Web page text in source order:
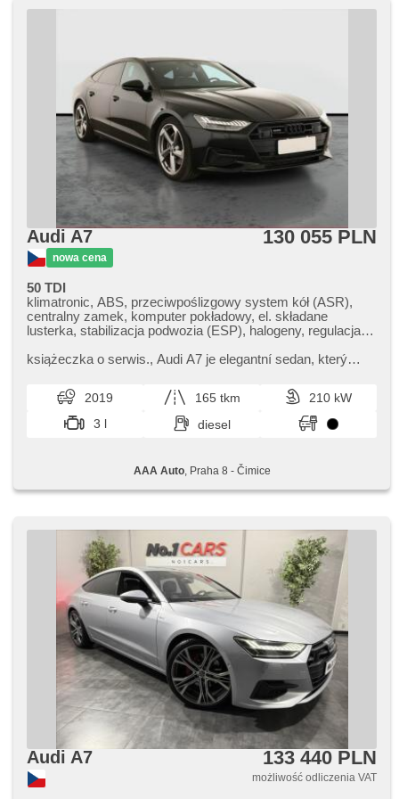
Audi A7
nowa cena
130 055 PLN
50 TDI
klimatronic, ABS, przeciwpoślizgowy system kół (ASR),
centralny zamek, komputer pokładowy, el. składane
lusterka, stabilizacja podwozia (ESP), halogeny, regulacja
tapicerka, czujnik deszczu, przycisk start, hak holowniczy,
6x poduszka powietrzna, elektryczna regulacja foteli,
asystent pasa ruchu, wspomaganie układu kierowniczego,
el. opuszczane szyby, szyberdach, radio fabryczne,
automat, napęd 4x4
książeczka o serwis.,​ Audi A7 je elegantní sedan,​ který
bohatou výbavu a ...
2019 165 tkm
210 kW
3 l
diesel
AAA Auto, Praha 8 - Čimice
Audi A7 133 440 PLN
możliwość odliczenia VAT